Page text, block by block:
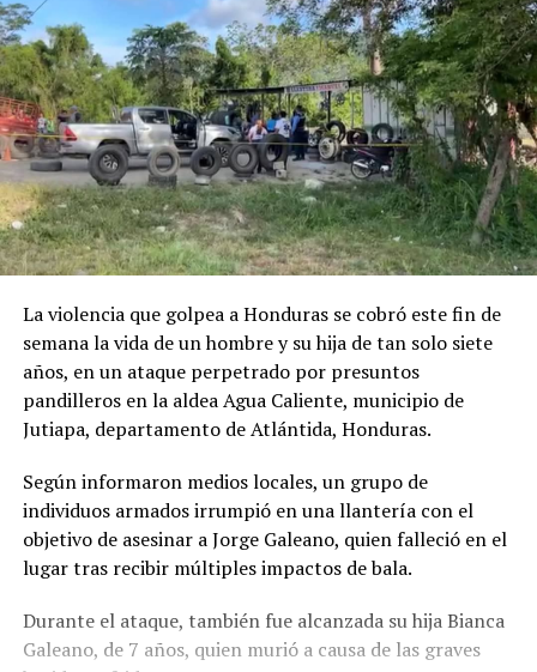
La violencia que golpea a Honduras se cobró este fin de
semana la vida de un hombre y su hija de tan solo siete
años, en un ataque perpetrado por presuntos
pandilleros en la aldea Agua Caliente, municipio de
Jutiapa, departamento de Atlántida, Honduras.
Según informaron medios locales, un grupo de
individuos armados irrumpió en una llantería con el
objetivo de asesinar a Jorge Galeano, quien falleció en el
lugar tras recibir múltiples impactos de bala.
Durante el ataque, también fue alcanzada su hija Bianca
Galeano, de 7 años, quien murió a causa de las graves